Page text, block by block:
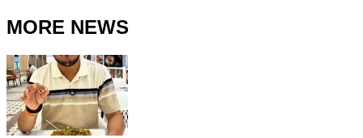
MORE NEWS